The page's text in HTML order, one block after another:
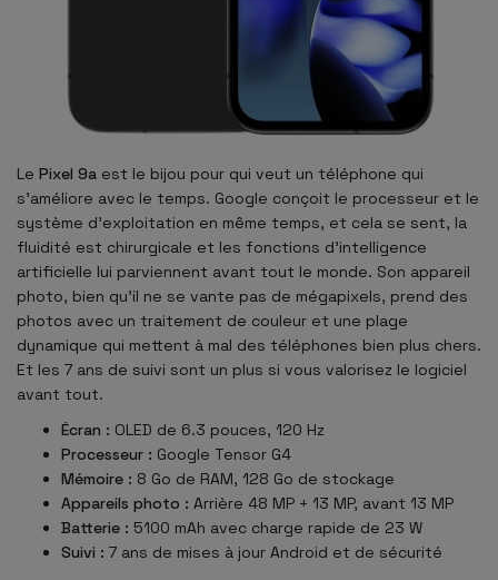
Le Pixel 9a est le bijou pour qui veut un téléphone qui
s'améliore avec le temps. Google conçoit le processeur et le
système d'exploitation en même temps, et cela se sent, la
fluidité est chirurgicale et les fonctions d'intelligence
artificielle lui parviennent avant tout le monde. Son appareil
photo, bien qu'il ne se vante pas de mégapixels, prend des
photos avec un traitement de couleur et une plage
dynamique qui mettent à mal des téléphones bien plus chers.
Et les 7 ans de suivi sont un plus si vous valorisez le logiciel
avant tout.
Écran : OLED de 6.3 pouces, 120 Hz
Processeur : Google Tensor G4
Mémoire : 8 Go de RAM, 128 Go de stockage
Appareils photo : Arrière 48 MP + 13 MP, avant 13 MP
Batterie : 5100 mAh avec charge rapide de 23 W
Suivi : 7 ans de mises à jour Android et de sécurité